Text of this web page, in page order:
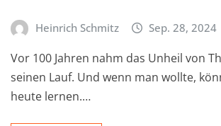
Heinrich Schmitz Sep. 28, 2024
Vor 100 Jahren nahm das Unheil von
seinen Lauf. Und wenn man wollte,
heute lernen.…